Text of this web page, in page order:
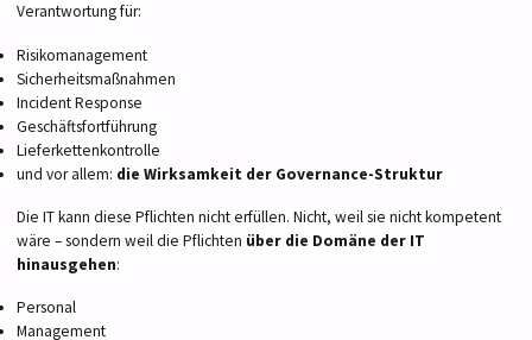
Verantwortung für:
Risikomanagement
Sicherheitsmaßnahmen
Incident Response
Geschäftsfortführung
Lieferkettenkontrolle
und vor allem: die Wirksamkeit der Governance-Struktur
Die IT kann diese Pflichten nicht erfüllen. Nicht, weil sie nicht kompetent
wäre – sondern weil die Pflichten über die Domäne der IT
hinausgehen:
Personal
Management